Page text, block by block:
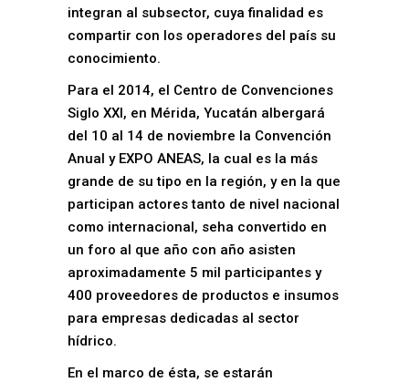
integran al subsector, cuya finalidad es
compartir con los operadores del país su
conocimiento.
Para el 2014, el Centro de Convenciones
Siglo XXI, en Mérida, Yucatán albergará
del 10 al 14 de noviembre la Convención
Anual y EXPO ANEAS, la cual es la más
grande de su tipo en la región, y en la que
participan actores tanto de nivel nacional
como internacional, seha convertido en
un foro al que año con año asisten
aproximadamente 5 mil participantes y
400 proveedores de productos e insumos
para empresas dedicadas al sector
hídrico.
En el marco de ésta, se estarán